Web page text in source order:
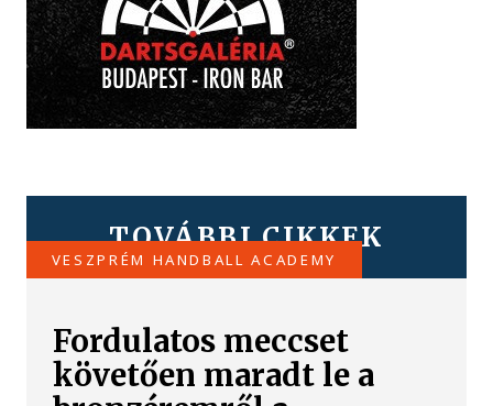
TOVÁBBI CIKKEK
VESZPRÉM HANDBALL ACADEMY
Fordulatos meccset
követően maradt le a